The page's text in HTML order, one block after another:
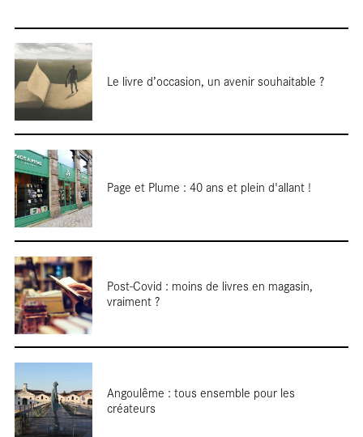
Le livre d’occasion, un avenir souhaitable ?
Page et Plume : 40 ans et plein d'allant !
Post-Covid : moins de livres en magasin,
vraiment ?
Angoulême : tous ensemble pour les
créateurs
Cartes
blanches
Entretiens